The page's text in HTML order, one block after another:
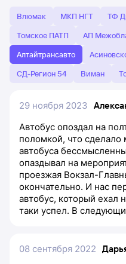
Влюмак МКП НГТ ТФ
Томское ПАТП
АП
Алтайтрансавто
СД-Регион 54
Виман
29 ноября 2023
Автобус опоздал на
поломкой, что сделало
автобуса
опаздывал на
проезжая Вокзал-
окончательно. И нас
автобус, который ехал
таки успел. В
08 сентября 2022